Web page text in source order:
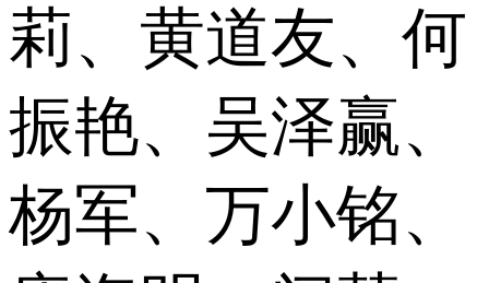
莉、黄道友、何
振艳、吴泽赢、
杨军、万小铭、